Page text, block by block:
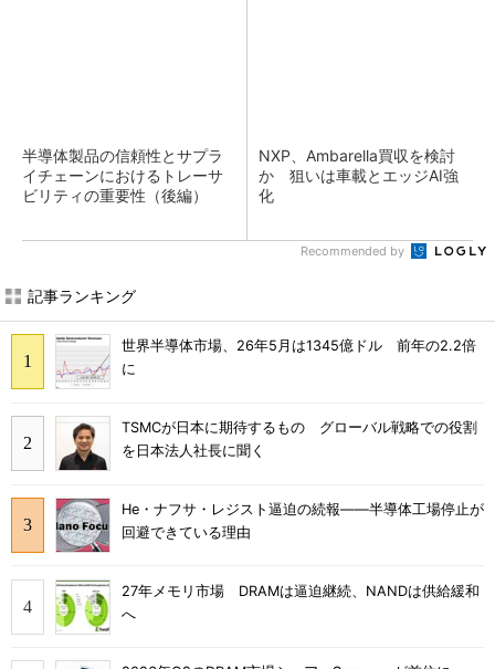
半導体製品の信頼性とサプラ
イチェーンにおけるトレーサ
ビリティの重要性（後編）
NXP、Ambarella買収を検討
か 狙いは車載とエッジAI強
化
Recommended by
記事ランキング
世界半導体市場、26年5月は1345億ドル 前年の2.2倍
に
TSMCが日本に期待するもの グローバル戦略での役割
を日本法人社長に聞く
He・ナフサ・レジスト逼迫の続報――半導体工場停止が
回避できている理由
27年メモリ市場 DRAMは逼迫継続、NANDは供給緩和
へ